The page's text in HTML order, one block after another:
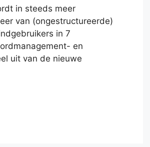
in steeds meer
van (ongestructureerde)
in 7
en
uit van de nieuwe